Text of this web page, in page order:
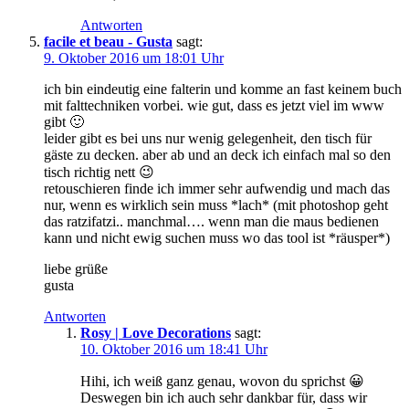
Antworten
facile et beau - Gusta sagt:
9. Oktober 2016 um 18:01 Uhr
ich bin eindeutig eine falterin und komme an fast keinem buch
mit falttechniken vorbei. wie gut, dass es jetzt viel im www
gibt 🙂
leider gibt es bei uns nur wenig gelegenheit, den tisch für
gäste zu decken. aber ab und an deck ich einfach mal so den
tisch richtig nett 😉
retouschieren finde ich immer sehr aufwendig und mach das
nur, wenn es wirklich sein muss *lach* (mit photoshop geht
das ratzifatzi.. manchmal…. wenn man die maus bedienen
kann und nicht ewig suchen muss wo das tool ist *räusper*)
liebe grüße
gusta
Antworten
Rosy | Love Decorations sagt:
10. Oktober 2016 um 18:41 Uhr
Hihi, ich weiß ganz genau, wovon du sprichst 😀
Deswegen bin ich auch sehr dankbar für, dass wir